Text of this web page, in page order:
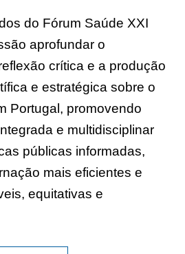
do Fórum Saúde XXI
aprofundar o
crítica e a produção
e estratégica sobre o
Portugal, promovendo
e multidisciplinar
públicas informadas,
mais eficientes e
equitativas e